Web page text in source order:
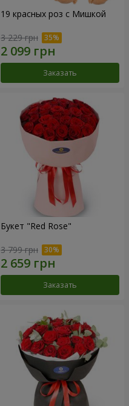
19 красных роз с Мишкой
3 229 грн
Заказать
Букет "Red Rose"
3 799 грн
Заказать